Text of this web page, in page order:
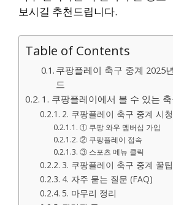
보시길 추천드립니다.
Table of Contents
쿠팡플레이 축구 중계 2025
드
1. 쿠팡플레이에서 볼 수 있는
2. 쿠팡플레이 축구 중계 시
① 쿠팡 와우 멤버십 가입
② 쿠팡플레이 접속
③ 스포츠 메뉴 클릭
3. 쿠팡플레이 축구 중계 꿀팁
4. 자주 묻는 질문 (FAQ)
5. 마무리 정리